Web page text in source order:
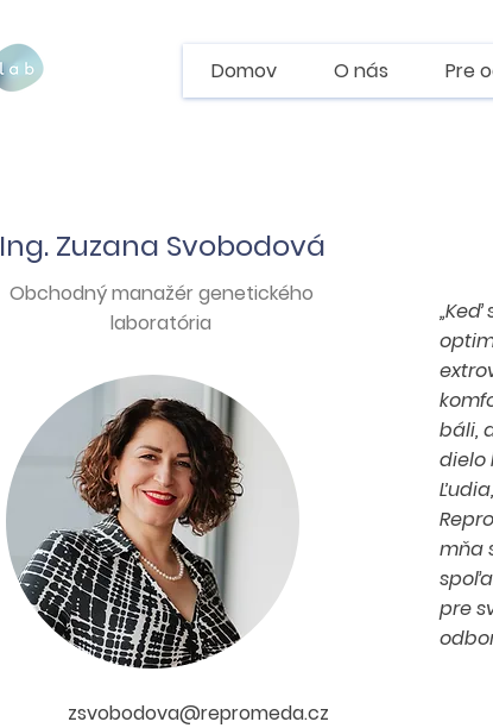
Domov O nás Pre
Ing. Zuzana Svobodová
Obchodný manažér genetického
laboratória
zsvobodova@repromeda.cz
báli,
dielo
mňa
pre